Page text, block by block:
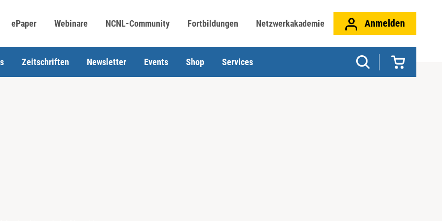
ePaper Webinare NCNL-Community Fortbildungen Netzwerkakademie Anmelden
Zeitschriften Newsletter Events Shop Services